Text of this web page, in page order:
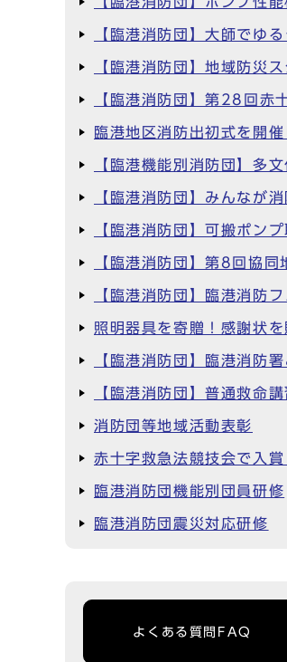
【臨港消防団】大師でゆ
【臨港消防団】地域防災ス
【臨港消防団】第28回赤
臨港地区消防出初式を開催
【臨港機能別消防団】多
【臨港消防団】みんなが
【臨港消防団】可搬ポン
【臨港消防団】第8回協同
【臨港消防団】臨港消防
照明器具を寄贈！感謝状を
【臨港消防団】臨港消防
【臨港消防団】普通救命
消防団等地域活動表彰
赤十字救急法競技会で入賞
臨港消防団機能別団員研修
臨港消防団震災対応研修
よくある質問FAQ